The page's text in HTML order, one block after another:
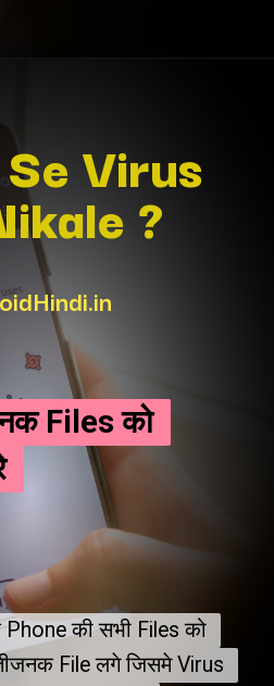
Virus
?
की सभी Files को
File लगे जिसमे Virus
की सभी Files को
File लगे जिसमे Virus
Files को
Files को